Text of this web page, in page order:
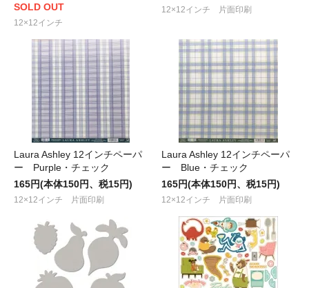
SOLD OUT
12×12インチ
12×12インチ 片面印刷
Laura Ashley 12インチペーパ
ー Purple・チェック
165円(本体150円、税15円)
12×12インチ 片面印刷
Laura Ashley 12インチペーパ
ー Blue・チェック
165円(本体150円、税15円)
12×12インチ 片面印刷